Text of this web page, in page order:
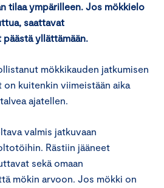
tilaa ympärilleen. Jos mökkielo
saattavat
yllättämään.
mökkikauden jatkumisen
on kuitenkin viimeistään aika
ajatellen.
valmis jatkuvaan
Rästiin jääneet
sekä omaan
mökin arvoon. Jos mökki on